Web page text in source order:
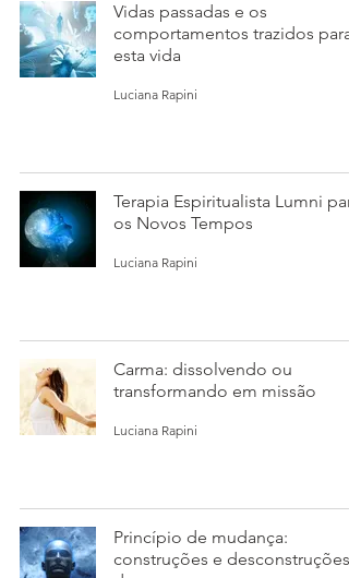
Vidas passadas e os
comportamentos trazidos para
esta vida
Luciana Rapini
Terapia Espiritualista Lumni
os Novos Tempos
Luciana Rapini
Carma: dissolvendo ou
transformando em missão
Luciana Rapini
Princípio de mudança:
construções e desconstruções